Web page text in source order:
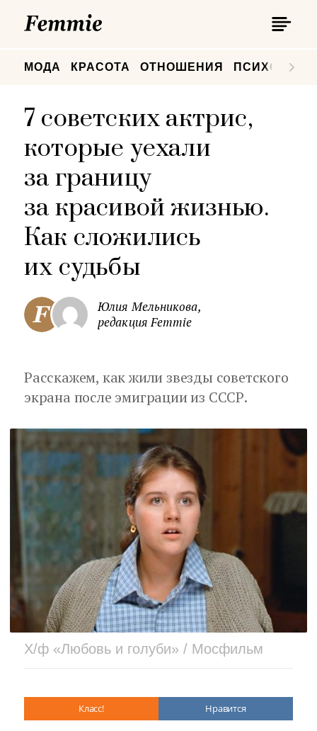
МОДА КРАСОТА ОТНОШЕНИЯ
7 советских актрис,
которые уехали
за границу
за красивой жизнью.
Как сложились
их судьбы
Юлия Мельникова,
редакция Femmie
Расскажем, как жили звезды советского
экрана после эмиграции из СССР.
Х/ф «Любовь и голуби» / Мосфильм
Класс! Нравится